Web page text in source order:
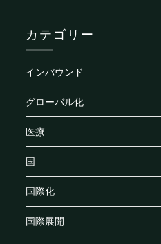
カテゴリー
インバウンド
グローバル化
医療
国
国際化
国際展開